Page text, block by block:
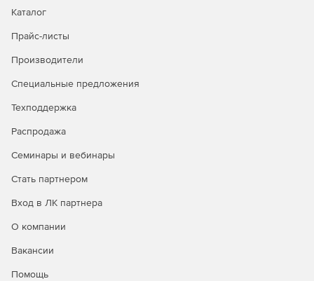
Каталог
Прайс-листы
Производители
Специальные предложения
Техподдержка
Распродажа
Семинары и вебинары
Стать партнером
Вход в ЛК партнера
О компании
Вакансии
Помощь